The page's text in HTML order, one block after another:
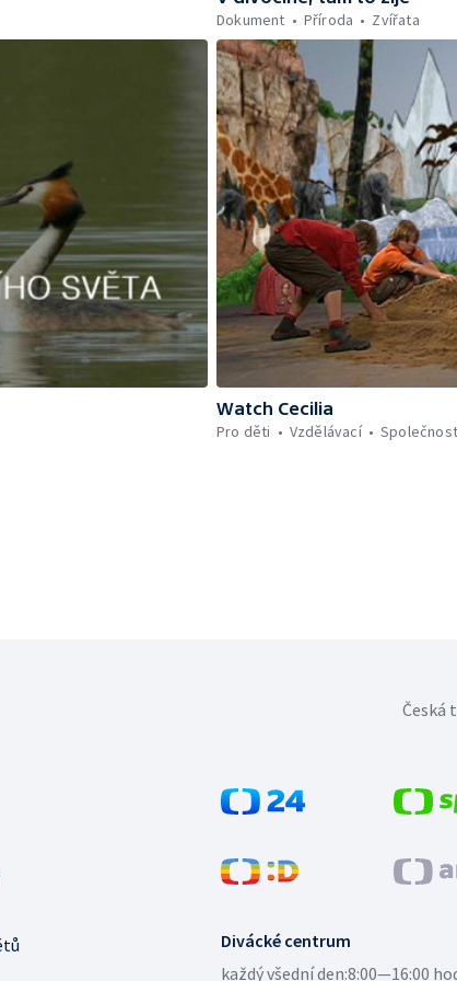
Dokument
Příroda Zvířata
Watch Cecilia
Pro děti
Vzdělávací
Divácké centrum
každý všední den:8:00—16:00
Česká